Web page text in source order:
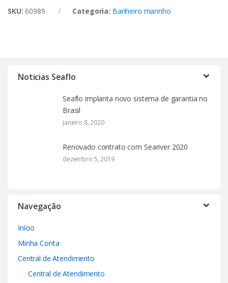
SKU: 60989 Categoria: Banheiro marinho
Noticias Seaflo
Seaflo implanta novo sistema de garantia no
Brasil
janeiro 8, 2020
Renovado contrato com Seariver 2020
dezembro 5, 2019
Navegação
Início
Minha Conta
Central de Atendimento
Central de Atendimento